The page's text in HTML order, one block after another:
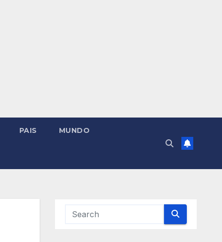
PAIS MUNDO